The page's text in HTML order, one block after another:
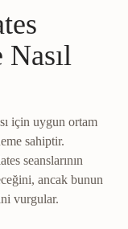
için uygun ortam
sahiptir.
seanslarının
ancak bunun
vurgular.